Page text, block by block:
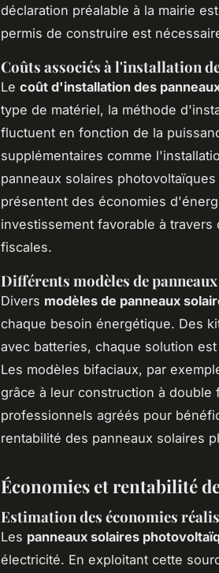
déclaration préalable à la mairie
permis de construire est
Coûts associés à l'installation
Le coût d'installation des
type de matériel, la méthode
fluctuent en fonction de la
supplémentaires comme
panneaux solaires
présentent des économies
investissement favorable à
fiscales.
Différents modèles de
Divers modèles de panneaux
chaque besoin énergétique. Des
avec batteries, chaque solution
Les modèles bifaciaux, par
grâce à leur construction à
professionnels agréés pour
rentabilité des panneaux solaires
Économies et rentabilité
Estimation des économies
Les panneaux solaires
électricité. En exploitant cette